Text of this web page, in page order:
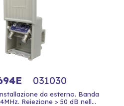
031030
da esterno. Banda
Reiezione > 50 dB nell...